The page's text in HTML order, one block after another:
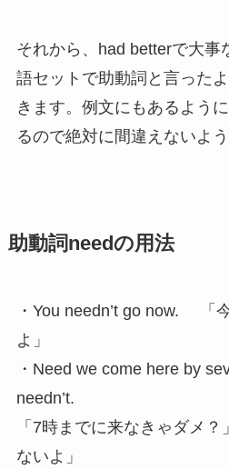
それから、had betterで大事
語セットで助動詞と言った
きます。例文にもあるよう
るので絶対に間違えないよう
助動詞needの用法
・You needn’t go now. 「
よ」
・Need we come here by
needn’t.
「7時までに来なきゃダメ
ないよ」